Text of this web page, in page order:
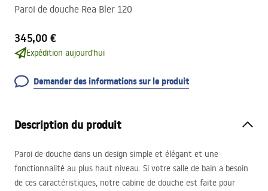
Paroi de douche Rea Bler 120
345,00 €
Expédition aujourd'hui
Demander des informations sur le produit
Description du produit
Paroi de douche dans un design simple et élégant et une
fonctionnalité au plus haut niveau. Si votre salle de bain a besoin
de ces caractéristiques, notre cabine de douche est faite pour